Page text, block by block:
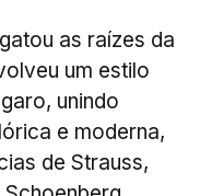
as raízes da
um estilo
unindo
e moderna,
de Strauss,